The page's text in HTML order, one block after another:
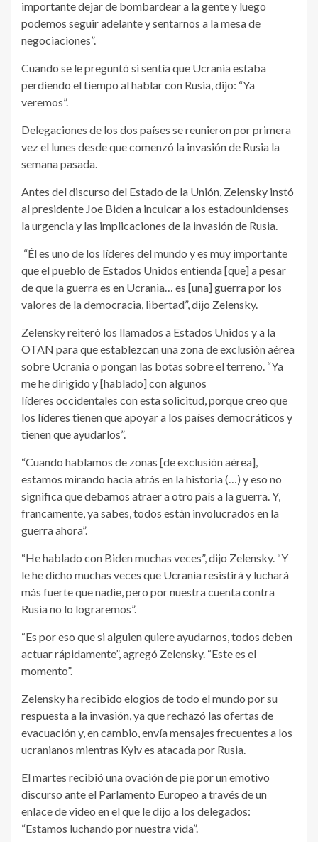
importante dejar de bombardear a la gente y luego
podemos seguir adelante y sentarnos a la mesa de
negociaciones”.
Cuando se le preguntó si sentía que Ucrania estaba
perdiendo el tiempo al hablar con Rusia, dijo: “Ya
veremos”.
Delegaciones de los dos países se reunieron por primera
vez el lunes desde que comenzó la invasión de Rusia la
semana pasada.
Antes del discurso del Estado de la Unión, Zelensky instó
al presidente Joe Biden a inculcar a los estadounidenses
la urgencia y las implicaciones de la invasión de Rusia.
“Él es uno de los líderes del mundo y es muy importante
que el pueblo de Estados Unidos entienda [que] a pesar
de que la guerra es en Ucrania… es [una] guerra por los
valores de la democracia, libertad”, dijo Zelensky.
Zelensky reiteró los llamados a Estados Unidos y a la
OTAN para que establezcan una zona de exclusión aérea
sobre Ucrania o pongan las botas sobre el terreno. “Ya
me he dirigido y [hablado] con algunos
líderes occidentales con esta solicitud, porque creo que
los líderes tienen que apoyar a los países democráticos y
tienen que ayudarlos”.
“Cuando hablamos de zonas [de exclusión aérea],
estamos mirando hacia atrás en la historia (…) y eso no
significa que debamos atraer a otro país a la guerra. Y,
francamente, ya sabes, todos están involucrados en la
guerra ahora”.
“He hablado con Biden muchas veces”, dijo Zelensky. “Y
le he dicho muchas veces que Ucrania resistirá y luchará
más fuerte que nadie, pero por nuestra cuenta contra
Rusia no lo lograremos”.
“Es por eso que si alguien quiere ayudarnos, todos deben
actuar rápidamente”, agregó Zelensky. “Este es el
momento”.
Zelensky ha recibido elogios de todo el mundo por su
respuesta a la invasión, ya que rechazó las ofertas de
evacuación y, en cambio, envía mensajes frecuentes a los
ucranianos mientras Kyiv es atacada por Rusia.
El martes recibió una ovación de pie por un emotivo
discurso ante el Parlamento Europeo a través de un
enlace de video en el que le dijo a los delegados:
“Estamos luchando por nuestra vida”.